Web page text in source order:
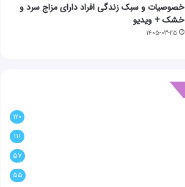
خصوصیات و سبک زندگی افراد دارای مزاج سرد و
خشک + ویدیو
۱۴۰۵-۰۳-۲۵
۱۲۰
۱۱۱
۵۷
۵۵